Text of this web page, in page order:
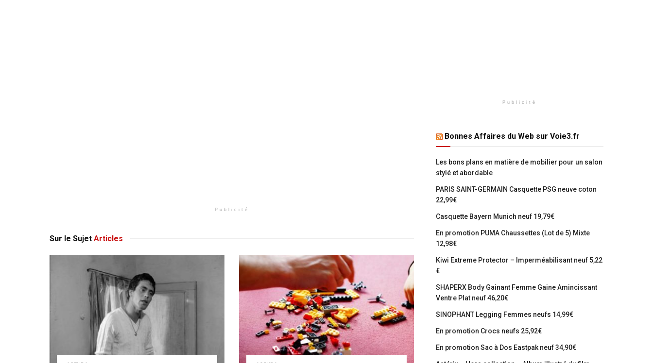
Publicité
Sur le Sujet Articles
Publicité
Bonnes Affaires du Web sur Voie3.fr
Les bons plans en matière de mobilier pour un salon
stylé et abordable
PARIS SAINT-GERMAIN Casquette PSG neuve coton
22,99€
Casquette Bayern Munich neuf 19,79€
En promotion PUMA Chaussettes (Lot de 5) Mixte
12,98€
Kiwi Extreme Protector – Imperméabilisant neuf 5,22
€
SHAPERX Body Gainant Femme Gaine Amincissant
Ventre Plat neuf 46,20€
SINOPHANT Legging Femmes neufs 14,99€
En promotion Crocs neufs 25,92€
En promotion Sac à Dos Eastpak neuf 34,90€